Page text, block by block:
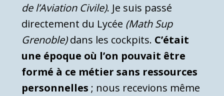
de l’Aviation Civile). Je suis passé
directement du Lycée (Math Sup
Grenoble)dans les cockpits. C’était
une époque où l’on pouvait être
formé à ce métier sans ressources
personnelles ; nous recevions même